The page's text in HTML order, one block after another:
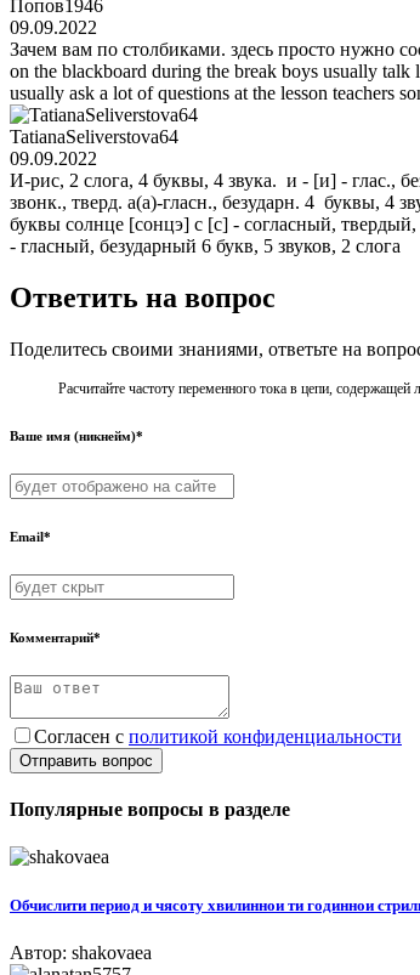
Попов1946
09.09.2022
Зачем вам по столбиками. здесь просто нужно
on the blackboard during the break boys usually talk
usually ask a lot of questions at the lesson teachers
TatianaSeliverstova64
09.09.2022
И-рис, 2 слога, 4 буквы, 4 звука. и - [и] - глас.,
звонк., тверд. а(а)-гласн., безударн. 4 буквы, 4
буквы солнце [сонцэ] с [c] - согласный,
- гласный, безударный 6 букв, 5 звуков, 2 слога
Ответить на вопрос
Поделитесь своими знаниями, ответьте на
Расчитайте частоту переменного тока в цепи,
Ваше имя (никнейм)*
Email*
Комментарий*
Согласен с политикой конфиденциальности
Отправить вопрос
Популярные вопросы в разделе
Обчислити период и чясоту хвилиннои ти годиннои
Автор: shakovaea